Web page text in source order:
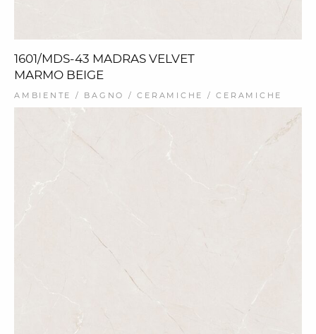
1601/MDS-43 MADRAS VELVET
MARMO BEIGE
AMBIENTE / BAGNO / CERAMICHE / CERAMICHE